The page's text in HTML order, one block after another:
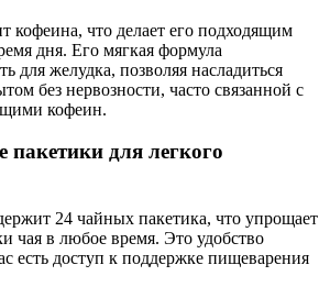
кофеина, что делает его подходящим
дня. Его мягкая формула
для желудка, позволяя насладиться
без нервозности, часто связанной с
кофеин.
для легкого
24 чайных пакетика, что упрощает
чая в любое время. Это удобство
есть доступ к поддержке пищеварения